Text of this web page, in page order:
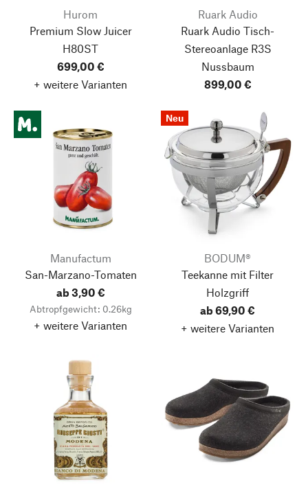
Hurom
Premium Slow Juicer
H80ST
699,00 €
+ weitere Varianten
Ruark Audio
Ruark Audio Tisch-
Stereoanlage R3S
Nussbaum
899,00 €
Manufactum
San-Marzano-Tomaten
ab 3,90 €
Abtropfgewicht: 0.26kg
+ weitere Varianten
Neu
BODUM®
Teekanne mit Filter
Holzgriff
ab 69,90 €
+ weitere Varianten